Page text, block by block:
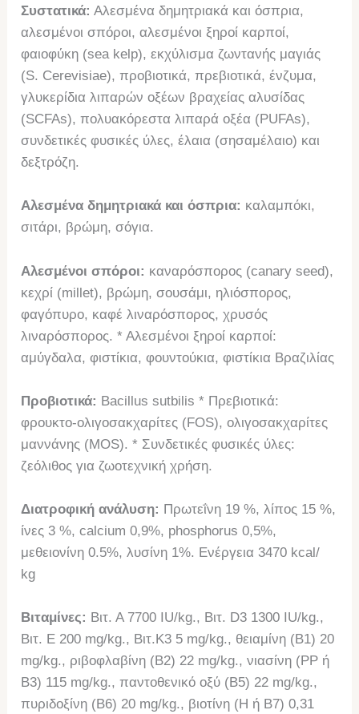
Συστατικά: Αλεσμένα δημητριακά και όσπρια,
αλεσμένοι σπόροι, αλεσμένοι ξηροί καρποί,
φαιοφύκη (sea kelp), εκχύλισμα ζωντανής μαγιάς
(S. Cerevisiae), προβιοτικά, πρεβιοτικά, ένζυμα,
γλυκερίδια λιπαρών οξέων βραχείας αλυσίδας
(SCFAs), πολυακόρεστα λιπαρά οξέα (PUFAs),
συνδετικές φυσικές ύλες, έλαια (σησαμέλαιο) και
δεξτρόζη.
Αλεσμένα δημητριακά και όσπρια: καλαμπόκι,
σιτάρι, βρώμη, σόγια.
Αλεσμένοι σπόροι: καναρόσπορος (canary seed),
κεχρί (millet), βρώμη, σουσάμι, ηλιόσπορος,
φαγόπυρο, καφέ λιναρόσπορος, χρυσός
λιναρόσπορος. * Αλεσμένοι ξηροί καρποί:
αμύγδαλα, φιστίκια, φουντούκια, φιστίκια Βραζιλίας
Προβιοτικά: Bacillus sutbilis * Πρεβιοτικά:
φρουκτο-ολιγοσακχαρίτες (FOS), ολιγοσακχαρίτες
μαννάνης (MOS). * Συνδετικές φυσικές ύλες:
ζεόλιθος για ζωοτεχνική χρήση.
Διατροφική ανάλυση: Πρωτεΐνη 19 %, λίπος 15 %,
ίνες 3 %, calcium 0,9%, phosphorus 0,5%,
μεθειονίνη 0.5%, λυσίνη 1%. Ενέργεια 3470 kcal/
kg
Βιταμίνες: Βιτ. Α 7700 IU/kg., Βιτ. D3 1300 IU/kg.,
Βιτ. E 200 mg/kg., Βιτ.Κ3 5 mg/kg., θειαμίνη (Β1) 20
mg/kg., ριβοφλαβίνη (Β2) 22 mg/kg., νιασίνη (PP ή
Β3) 115 mg/kg., παντοθενικό οξύ (Β5) 22 mg/kg.,
πυριδοξίνη (Β6) 20 mg/kg., βιοτίνη (Η ή Β7) 0,31